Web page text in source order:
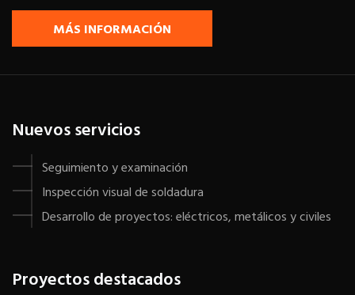
MÁS INFORMACIÓN
Nuevos servicios
Seguimiento y examinación
Inspección visual de soldadura
Desarrollo de proyectos: eléctricos, metálicos y civiles
Proyectos destacados